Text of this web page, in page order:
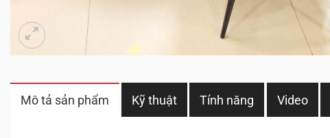
Mô tả sản phẩm Kỹ thuật Tính năng Video